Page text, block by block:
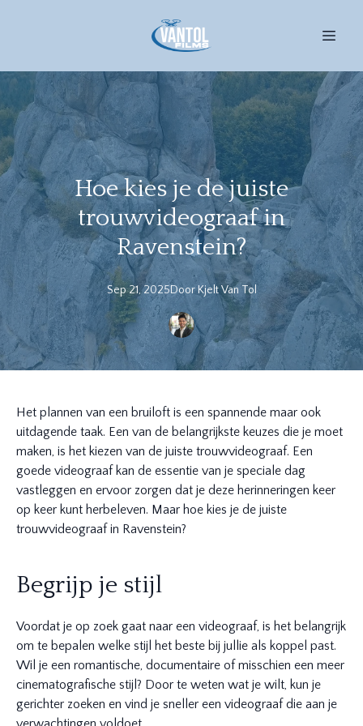
Hoe kies je de juiste
trouwvideograaf in
Ravenstein?
Sep 21, 2025DoorKjelt Van Tol
Het plannen van een bruiloft is een spannende maar ook
uitdagende taak. Een van de belangrijkste keuzes die je moet
maken, is het kiezen van de juiste trouwvideograaf. Een
goede videograaf kan de essentie van je speciale dag
vastleggen en ervoor zorgen dat je deze herinneringen keer
op keer kunt herbeleven. Maar hoe kies je de juiste
trouwvideograaf in Ravenstein?
Begrijp je stijl
Voordat je op zoek gaat naar een videograaf, is het belangrijk
om te bepalen welke stijl het beste bij jullie als koppel past.
Wil je een romantische, documentaire of misschien een meer
cinematografische stijl? Door te weten wat je wilt, kun je
gerichter zoeken en vind je sneller een videograaf die aan je